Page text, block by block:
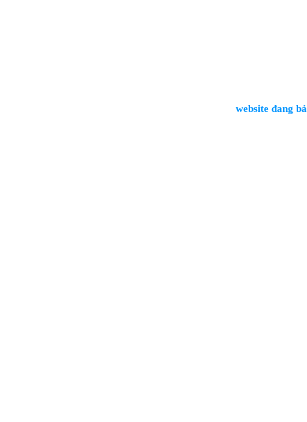
website đang